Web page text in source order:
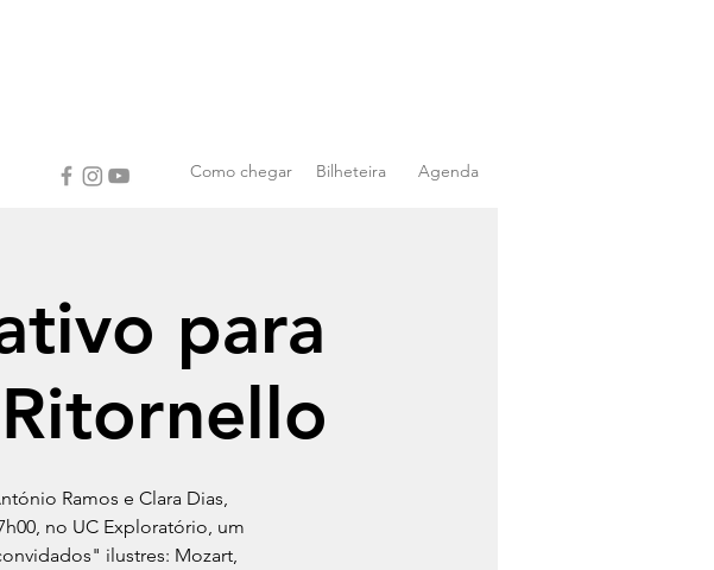
Como chegar Bilheteira Agenda
para
Ramos e Clara Dias,
no UC Exploratório, um
ilustres: Mozart,